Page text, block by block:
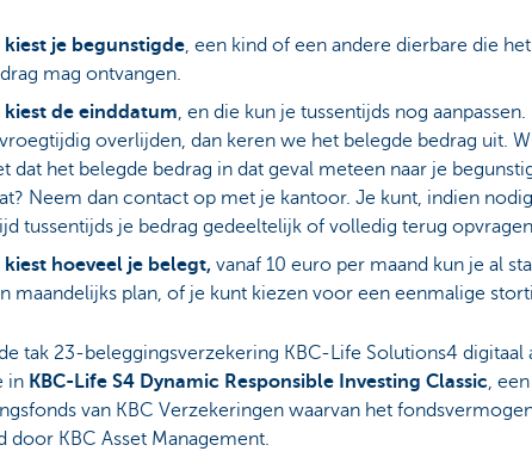
kiest je begunstigde, een kind of een andere dierbare die het
mag ontvangen.
kiest de einddatum, en die kun je tussentijds nog
overlijden, dan keren we het belegde bedrag uit.
dat het belegde bedrag in dat geval meteen naar je
Neem dan contact op met je kantoor. Je kunt, indien
tussentijds je bedrag gedeeltelijk of volledig terug
kiest hoeveel je belegt,vanaf 10 euro per maand kun je al
maandelijks plan, of je kunt kiezen voor een eenmalige
tak 23-beleggingsverzekering KBC-Life Solutions4 digitaal
in KBC-Life S4 Dynamic Responsible Investing Classic,
van KBC Verzekeringen waarvan het
door KBC Asset Management.